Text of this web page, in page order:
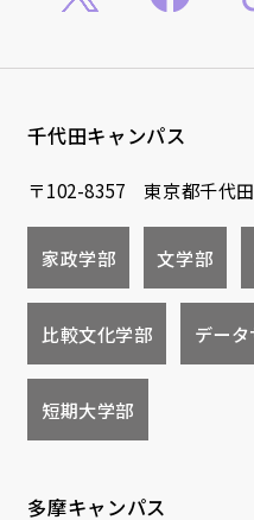
千代田キャンパス
〒102-8357 東京都千代
家政学部 文学部
比較文化学部 デー
短期大学部
多摩キャンパス